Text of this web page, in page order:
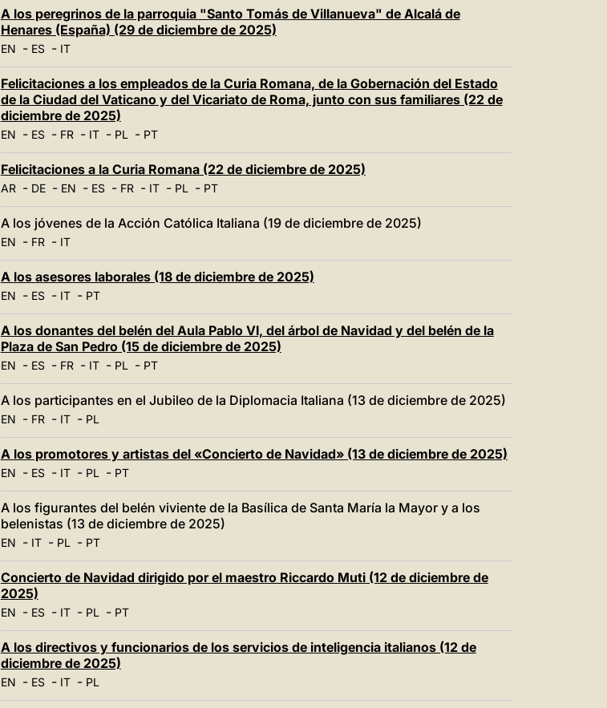
A los peregrinos de la parroquia "Santo Tomás de Villanueva" de Alcalá de
Henares (España) (29 de diciembre de 2025)
EN - ES- IT
Felicitaciones a los empleados de la Curia Romana, de la Gobernación del Estado
de la Ciudad del Vaticano y del Vicariato de Roma, junto con sus familiares (22 de
diciembre de 2025)
EN - ES- FR- IT- PL- PT
Felicitaciones a la Curia Romana (22 de diciembre de 2025)
AR- DE- EN - ES- FR- IT- PL- PT
A los jóvenes de la Acción Católica Italiana (19 de diciembre de 2025)
EN - FR- IT
A los asesores laborales (18 de diciembre de 2025)
EN - ES- IT- PT
A los donantes del belén del Aula Pablo VI, del árbol de Navidad y del belén de la
Plaza de San Pedro (15 de diciembre de 2025)
EN - ES- FR- IT- PL- PT
A los participantes en el Jubileo de la Diplomacia Italiana (13 de diciembre de 2025)
EN - FR- IT- PL
A los promotores y artistas del «Concierto de Navidad» (13 de diciembre de 2025)
EN - ES- IT- PL- PT
A los figurantes del belén viviente de la Basílica de Santa María la Mayor y a los
belenistas (13 de diciembre de 2025)
EN - IT- PL- PT
Concierto de Navidad dirigido por el maestro Riccardo Muti (12 de diciembre de
2025)
EN - ES- IT- PL- PT
A los directivos y funcionarios de los servicios de inteligencia italianos (12 de
diciembre de 2025)
EN - ES- IT- PL